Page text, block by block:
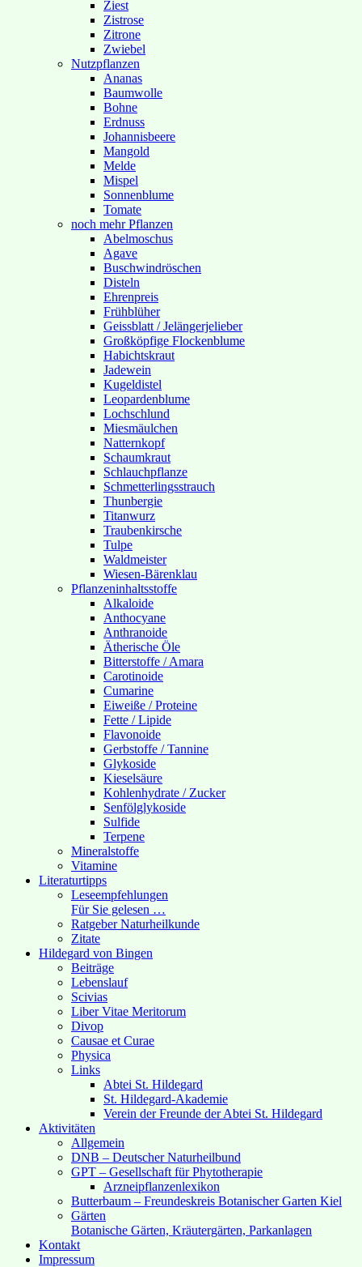
Ziest
Zistrose
Zitrone
Zwiebel
Nutzpflanzen
Ananas
Baumwolle
Bohne
Erdnuss
Johannisbeere
Mangold
Melde
Mispel
Sonnenblume
Tomate
noch mehr Pflanzen
Abelmoschus
Agave
Buschwindröschen
Disteln
Ehrenpreis
Frühblüher
Geissblatt / Jelängerjelieber
Großköpfige Flockenblume
Habichtskraut
Jadewein
Kugeldistel
Leopardenblume
Lochschlund
Miesmäulchen
Natternkopf
Schaumkraut
Schlauchpflanze
Schmetterlingsstrauch
Thunbergie
Titanwurz
Traubenkirsche
Tulpe
Waldmeister
Wiesen-Bärenklau
Pflanzeninhaltsstoffe
Alkaloide
Anthocyane
Anthranoide
Ätherische Öle
Bitterstoffe / Amara
Carotinoide
Cumarine
Eiweiße / Proteine
Fette / Lipide
Flavonoide
Gerbstoffe / Tannine
Glykoside
Kieselsäure
Kohlenhydrate / Zucker
Senfölglykoside
Sulfide
Terpene
Mineralstoffe
Vitamine
Literaturtipps
Leseempfehlungen
Für Sie gelesen …
Ratgeber Naturheilkunde
Zitate
Hildegard von Bingen
Beiträge
Lebenslauf
Scivias
Liber Vitae Meritorum
Divop
Causae et Curae
Physica
Links
Abtei St. Hildegard
St. Hildegard-Akademie
Verein der Freunde der Abtei St. Hildegard
Aktivitäten
Allgemein
DNB – Deutscher Naturheilbund
GPT – Gesellschaft für Phytotherapie
Arzneipflanzenlexikon
Butterbaum – Freundeskreis Botanischer Garten Kiel
Gärten
Botanische Gärten, Kräutergärten, Parkanlagen
Kontakt
Impressum